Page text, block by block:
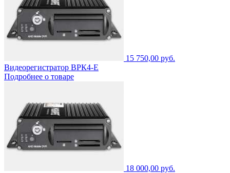
15 750,00 руб.
Видеорегистратор ВРК4-Е
Подробнее о товаре
18 000,00 руб.